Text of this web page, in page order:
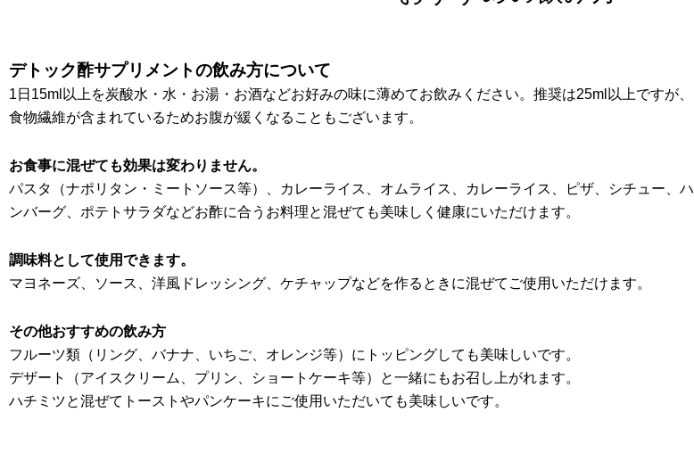
デトック酢サプリメントの飲み方について
1日15ml以上を炭酸水・水・お湯・お酒などお好みの味に薄めてお飲みください。推奨は25ml以上ですが、
食物繊維が含まれているためお腹が緩くなることもございます。
お食事に混ぜても効果は変わりません。
パスタ（ナポリタン・ミートソース等）、カレーライス、オムライス、カレーライス、ピザ、シチュー、ハ
ンバーグ、ポテトサラダなどお酢に合うお料理と混ぜても美味しく健康にいただけます。
調味料として使用できます。
マヨネーズ、ソース、洋風ドレッシング、ケチャップなどを作るときに混ぜてご使用いただけます。
その他おすすめの飲み方
フルーツ類（リング、バナナ、いちご、オレンジ等）にトッピングしても美味しいです。
デザート（アイスクリーム、プリン、ショートケーキ等）と一緒にもお召し上がれます。
ハチミツと混ぜてトーストやパンケーキにご使用いただいても美味しいです。